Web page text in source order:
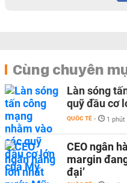
Cùng chuyên
Làn sóng
quỹ đầu cơ
QUỐC TẾ - 1
CEO ngân
margin
đại’